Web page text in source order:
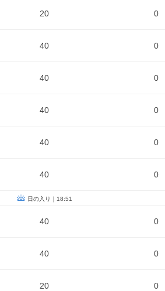
20 0
40 0
40 0
40 0
40 0
40 0
日の入り｜18:51
40 0
40 0
20 0